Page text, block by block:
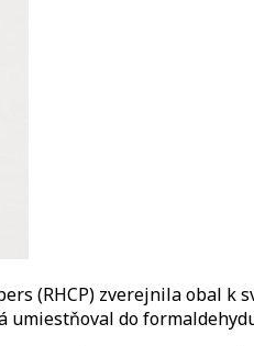
(RHCP) zverejnila obal
umiestňoval do